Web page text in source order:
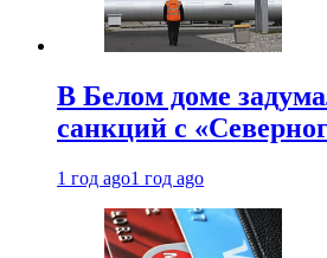
В Белом доме
санкций с
1 год ago1 год ago